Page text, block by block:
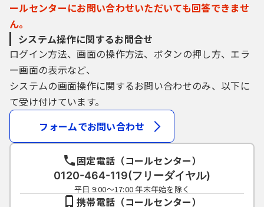
ールセンターにお問い合わせいただいても回答できませ
ん。
システム操作に関するお問合せ
ログイン方法、画面の操作方法、ボタンの押し方、エラ
ー画面の表示など、
システムの画面操作に関するお問い合わせのみ、以下に
て受け付けています。
フォームでお問い合わせ
固定電話（コールセンター）
0120-464-119(フリーダイヤル)
平日 9:00～17:00 年末年始を除く
携帯電話（コールセンター）